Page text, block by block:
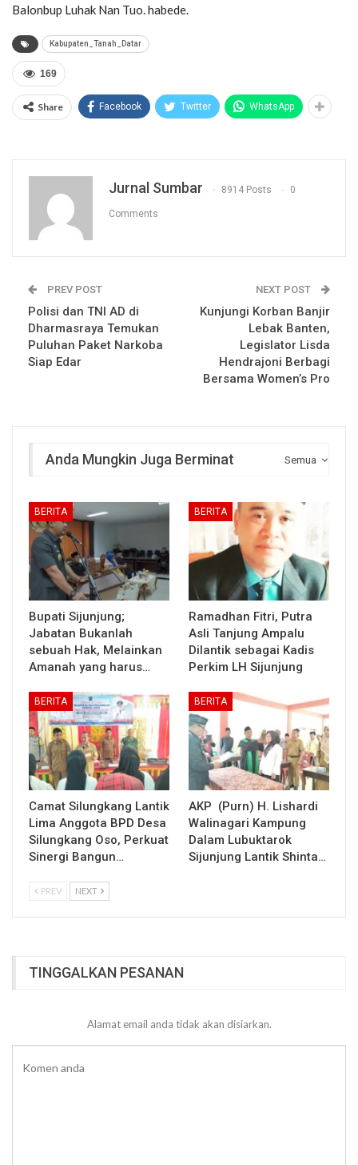
Balonbup Luhak Nan Tuo. habede.
Kabupaten_Tanah_Datar
169
Share Facebook Twitter WhatsApp
Jurnal Sumbar 8914 Posts 0
Comments
PREV POST
Polisi dan TNI AD di
Dharmasraya Temukan
Puluhan Paket Narkoba
Siap Edar
NEXT POST
Kunjungi Korban Banjir
Lebak Banten,
Legislator Lisda
Hendrajoni Berbagi
Bersama Women’s Pro
Semua
Anda Mungkin Juga Berminat
BERITA
Bupati Sijunjung;
Jabatan Bukanlah
sebuah Hak, Melainkan
Amanah yang harus…
BERITA
Ramadhan Fitri, Putra
Asli Tanjung Ampalu
Dilantik sebagai Kadis
Perkim LH Sijunjung
BERITA
Camat Silungkang Lantik
Lima Anggota BPD Desa
Silungkang Oso, Perkuat
Sinergi Bangun…
BERITA
AKP (Purn) H. Lishardi
Walinagari Kampung
Dalam Lubuktarok
Sijunjung Lantik Shinta…
PREV NEXT
TINGGALKAN PESANAN
Alamat email anda tidak akan disiarkan.